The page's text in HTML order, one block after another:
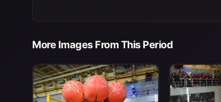
More Images From This Period